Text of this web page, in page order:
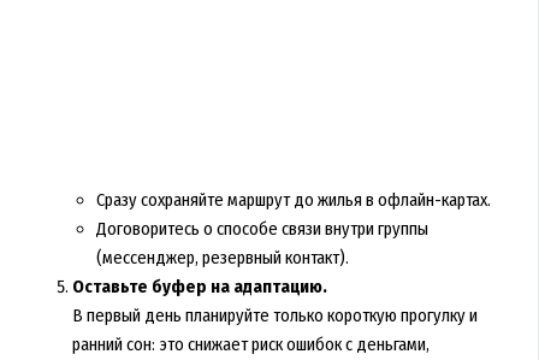
Сразу сохраняйте маршрут до жилья в офлайн-картах.
Договоритесь о способе связи внутри группы
(мессенджер, резервный контакт).
Оставьте буфер на адаптацию.
В первый день планируйте только короткую прогулку и
ранний сон: это снижает риск ошибок с деньгами,